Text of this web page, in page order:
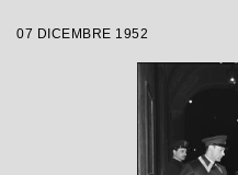
07 DICEMBRE 1952